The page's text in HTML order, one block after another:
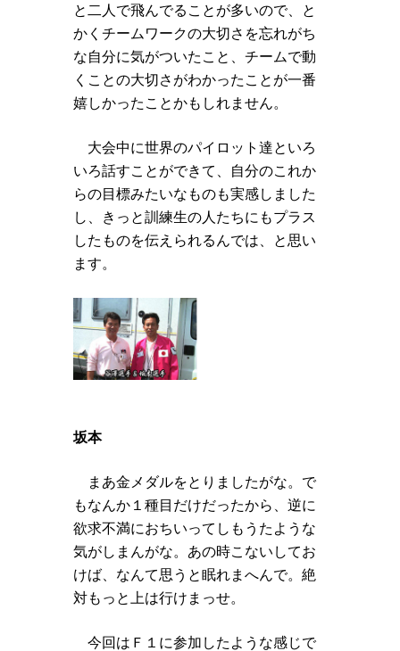
と二人で飛んでることが多いので、と
かくチームワークの大切さを忘れがち
な自分に気がついたこと、チームで動
くことの大切さがわかったことが一番
嬉しかったことかもしれません。
大会中に世界のパイロット達といろ
いろ話すことができて、自分のこれか
らの目標みたいなものも実感しました
し、きっと訓練生の人たちにもプラス
したものを伝えられるんでは、と思い
ます。
坂本
まあ金メダルをとりましたがな。で
もなんか１種目だけだったから、逆に
欲求不満におちいってしもうたような
気がしまんがな。あの時こないしてお
けば、なんて思うと眠れまへんで。絶
対もっと上は行けまっせ。
今回はＦ１に参加したような感じで